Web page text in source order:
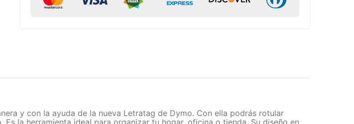
y con la ayuda de la nueva Letratag de Dymo. Con ella podrás rotular